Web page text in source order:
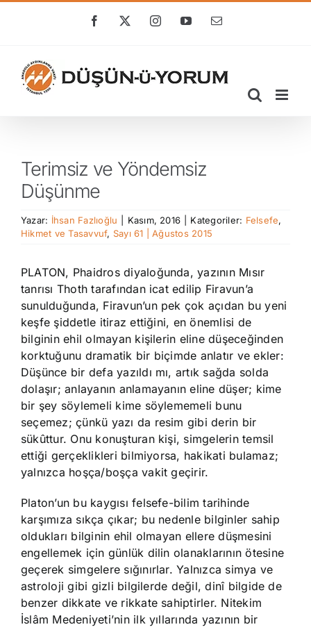
Facebook
X InstagramYouTube
E-
Terimsiz ve Yöndemsiz
Düşünme
Yazar: İhsan Fazlıoğlu Kasım, 2016 Kategoriler: Felsefe,
Hikmet ve Tasavvuf, Sayı 61 | Ağustos 2015
PLATON, Phaidros diyaloğunda, yazının Mısır
tanrısı Thoth tarafından icat edilip Firavun’a
sunulduğunda, Firavun’un pek çok açıdan bu yeni
keşfe şiddetle itiraz ettiğini, en önemlisi de
bilginin ehil olmayan kişilerin eline düşeceğinden
korktuğunu dramatik bir biçimde anlatır ve ekler:
Düşünce bir defa yazıldı mı, artık sağda solda
dolaşır; anlayanın anlamayanın eline düşer; kime
bir şey söylemeli kime söylememeli bunu
seçemez; çünkü yazı da resim gibi derin bir
sükûttur. Onu konuşturan kişi, simgelerin temsil
ettiği gerçeklikleri bilmiyorsa, hakikati bulamaz;
yalnızca hoşça/boşça vakit geçirir.
Platon’un bu kaygısı felsefe-bilim tarihinde
karşımıza sıkça çıkar; bu nedenle bilginler sahip
oldukları bilginin ehil olmayan ellere düşmesini
engellemek için günlük dilin olanaklarının ötesine
geçerek simgelere sığınırlar. Yalnızca simya ve
astroloji gibi gizli bilgilerde değil, dinî bilgide de
benzer dikkate ve rikkate sahiptirler. Nitekim
İslâm Medeniyeti’nin ilk yıllarında yazının bir